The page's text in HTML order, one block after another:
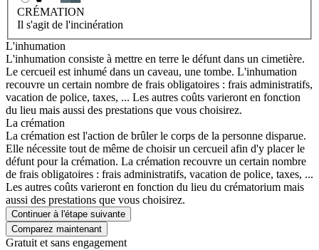
CRÉMATION
Il s'agit de l'incinération
L'inhumation
L'inhumation consiste à mettre en terre le défunt dans un cimetière.
Le cercueil est inhumé dans un caveau, une tombe. L'inhumation
recouvre un certain nombre de frais obligatoires : frais administratifs,
vacation de police, taxes, ... Les autres coûts varieront en fonction
du lieu mais aussi des prestations que vous choisirez.
La crémation
La crémation est l'action de brûler le corps de la personne disparue.
Elle nécessite tout de même de choisir un cercueil afin d'y placer le
défunt pour la crémation. La crémation recouvre un certain nombre
de frais obligatoires : frais administratifs, vacation de police, taxes, ...
Les autres coûts varieront en fonction du lieu du crématorium mais
aussi des prestations que vous choisirez.
Continuer à l'étape suivante
Gratuit et sans engagement